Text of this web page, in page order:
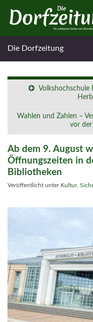
Die Dorfzeitung
Volkshochschule
Wahlen und Zahlen –
vor der
Ab dem 9. August
Öffnungszeiten in
Bibliotheken
Veröffentlicht unter Kultur,